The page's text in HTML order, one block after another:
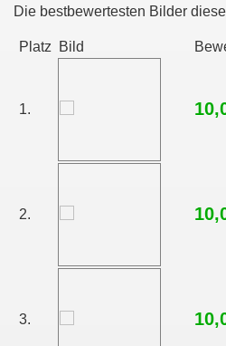
Die bestbewertesten Bilder
Platz Bild
1.
2.
3.